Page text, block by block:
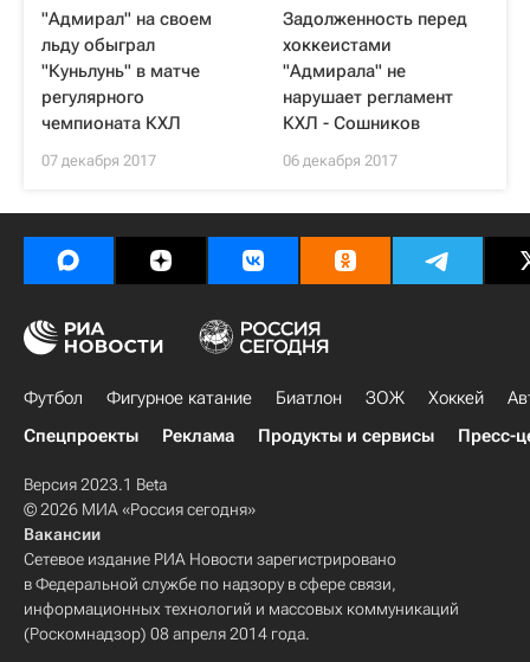
"Адмирал" на своем
льду обыграл
"Куньлунь" в матче
регулярного
чемпионата КХЛ
07 декабря 2017
Задолженность перед
хоккеистами
"Адмирала" не
нарушает регламент
КХЛ - Сошников
06 декабря 2017
Футбол Фигурное катание Биатлон ЗОЖ Хоккей
Спецпроекты
Реклама Продукты и сервисы Пресс-
Версия 2023.1 Beta
© 2026 МИА «Россия сегодня»
Вакансии
Сетевое издание РИА Новости зарегистрировано
в Федеральной службе по надзору в сфере связи,
информационных технологий и массовых коммуникаций
(Роскомнадзор) 08 апреля 2014 года.